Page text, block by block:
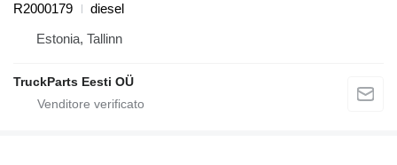
R2000179
diesel
Estonia, Tallinn
TruckParts Eesti OÜ